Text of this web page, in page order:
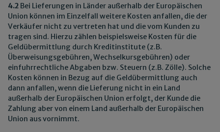
4.2 Bei Lieferungen in Länder außerhalb der Europäischen
Union können im Einzelfall weitere Kosten anfallen, die der
Verkäufer nicht zu vertreten hat und die vom Kunden zu
tragen sind. Hierzu zählen beispielsweise Kosten für die
Geldübermittlung durch Kreditinstitute (z.B.
Überweisungsgebühren, Wechselkursgebühren) oder
einfuhrrechtliche Abgaben bzw. Steuern (z.B. Zölle). Solche
Kosten können in Bezug auf die Geldübermittlung auch
dann anfallen, wenn die Lieferung nicht in ein Land
außerhalb der Europäischen Union erfolgt, der Kunde die
Zahlung aber von einem Land außerhalb der Europäischen
Union aus vornimmt.